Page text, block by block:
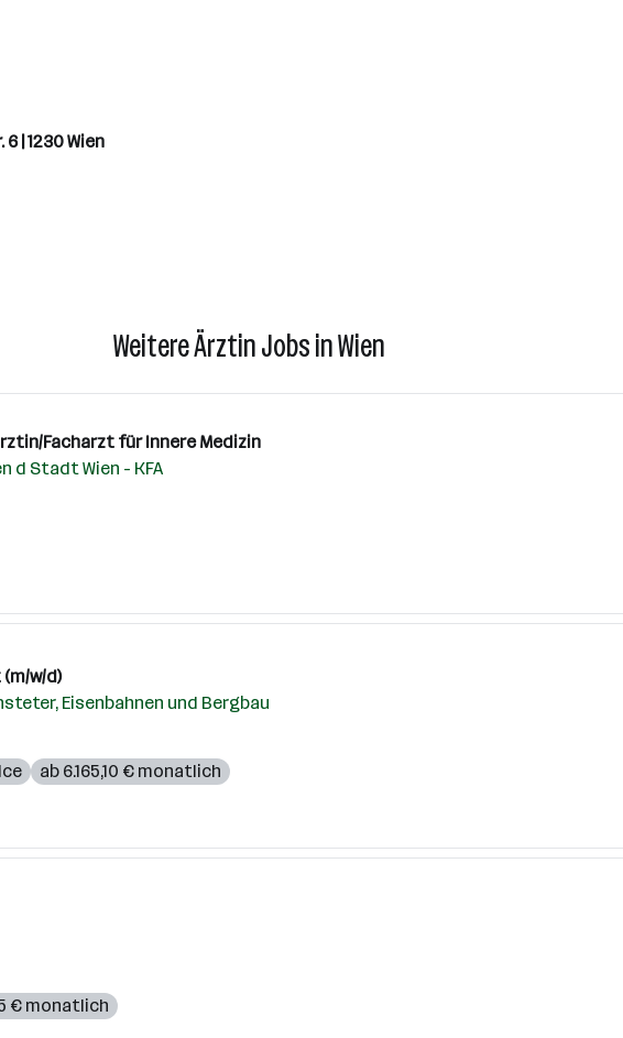
| 1230 Wien
Weitere Ärztin Jobs in Wien
Facharzt für Innere Medizin
Stadt Wien - KFA
w/d)
Eisenbahnen und Bergbau
ab 6.165,10 € monatlich
€ monatlich